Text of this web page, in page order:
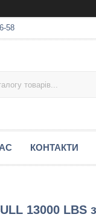
58
КОНТАКТИ
13000 LBS